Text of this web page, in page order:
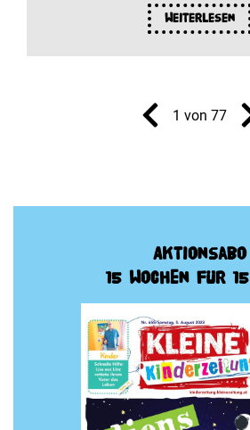
Weiterlesen
1 von 77
Aktionsabo
15 Wochen für